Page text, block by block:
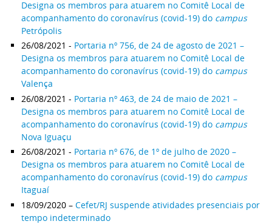
Designa os membros para atuarem no Comitê Local de
acompanhamento do coronavírus (covid-19) do campus
Petrópolis
26/08/2021 - Portaria nº 756, de 24 de agosto de 2021 –
Designa os membros para atuarem no Comitê Local de
acompanhamento do coronavírus (covid-19) do campus
Valença
26/08/2021 - Portaria nº 463, de 24 de maio de 2021 –
Designa os membros para atuarem no Comitê Local de
acompanhamento do coronavírus (covid-19) do campus
Nova Iguaçu
26/08/2021 - Portaria nº 676, de 1º de julho de 2020 –
Designa os membros para atuarem no Comitê Local de
acompanhamento do coronavírus (covid-19) do campus
Itaguaí
18/09/2020 – Cefet/RJ suspende atividades presenciais por
tempo indeterminado